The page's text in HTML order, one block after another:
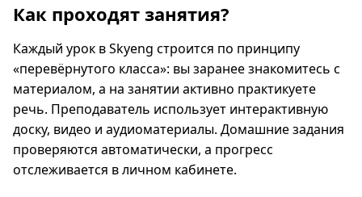
Как проходят занятия?
Каждый урок в Skyeng строится по принципу
«перевёрнутого класса»: вы заранее знакомитесь с
материалом, а на занятии активно практикуете
речь. Преподаватель использует интерактивную
доску, видео и аудиоматериалы. Домашние задания
проверяются автоматически, а прогресс
отслеживается в личном кабинете.